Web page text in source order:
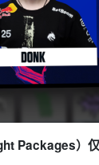
Packages）